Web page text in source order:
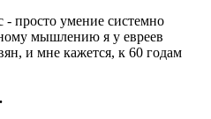
- просто умение системно
мышлению я у евреев
и мне кажется, к 60 годам